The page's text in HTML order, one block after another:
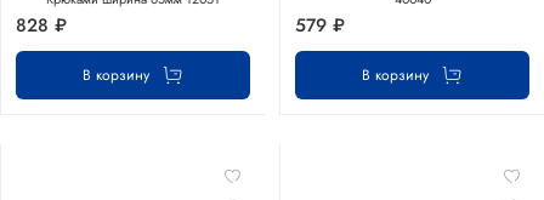
828 ₽
В корзину
579 ₽
В корзину